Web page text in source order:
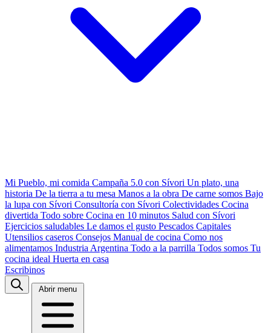
Mi Pueblo, mi comida Campaña 5.0 con Sívori Un plato, una
historia De la tierra a tu mesa Manos a la obra De carne somos Bajo
la lupa con Sívori Consultoría con Sívori Colectividades Cocina
divertida Todo sobre Cocina en 10 minutos Salud con Sívori
Ejercicios saludables Le damos el gusto Pescados Capitales
Utensilios caseros Consejos Manual de cocina Como nos
alimentamos Industria Argentina Todo a la parrilla Todos somos Tu
cocina ideal Huerta en casa
Escribinos
Abrir menu